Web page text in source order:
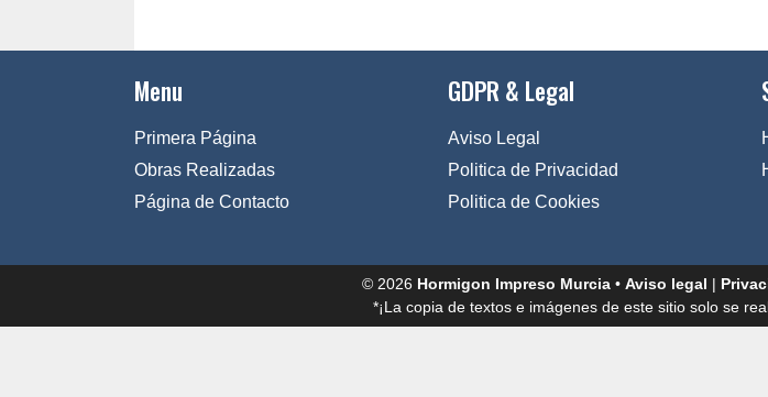
Menu
Primera Página
Obras Realizadas
Página de Contacto
GDPR & Legal
Aviso Legal
Politica de Privacidad
Politica de Cookies
© 2026 Hormigon Impreso Murcia • Aviso legal |
*¡La copia de textos e imágenes de este sitio solo se